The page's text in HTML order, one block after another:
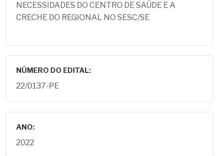
NECESSIDADES DO CENTRO DE SAÚDE E A
CRECHE DO REGIONAL NO SESC/SE
NÚMERO DO EDITAL:
22/0137-PE
ANO:
2022